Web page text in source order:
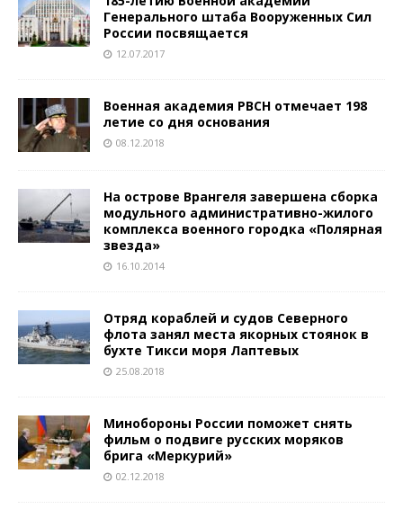
Генерального штаба Вооруженных Сил
России посвящается
12.07.2017
Военная академия РВСН отмечает 198
летие со дня основания
08.12.2018
На острове Врангеля завершена сборка
модульного административно-жилого
комплекса военного городка «Полярная
звезда»
16.10.2014
Отряд кораблей и судов Северного
флота занял места якорных стоянок в
бухте Тикси моря Лаптевых
25.08.2018
Минобороны России поможет снять
фильм о подвиге русских моряков
брига «Меркурий»
02.12.2018